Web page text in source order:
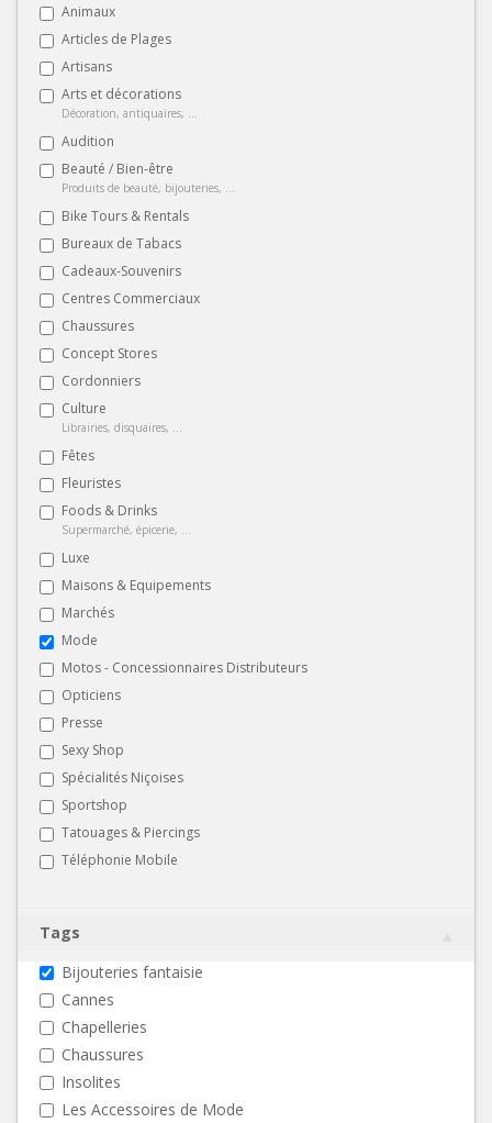
Animaux
Articles de Plages
Artisans
Arts et décorations
Décoration, antiquaires, ...
Audition
Beauté / Bien-être
Produits de beauté, bijouteries, ...
Bike Tours & Rentals
Bureaux de Tabacs
Cadeaux-Souvenirs
Centres Commerciaux
Chaussures
Concept Stores
Cordonniers
Culture
Librairies, disquaires, ...
Fêtes
Fleuristes
Foods & Drinks
Supermarché, épicerie, ...
Luxe
Maisons & Equipements
Marchés
Mode
Motos - Concessionnaires Distributeurs
Opticiens
Presse
Sexy Shop
Spécialités Niçoises
Sportshop
Tatouages & Piercings
Téléphonie Mobile
Tags
Bijouteries fantaisie
Cannes
Chapelleries
Chaussures
Insolites
Les Accessoires de Mode